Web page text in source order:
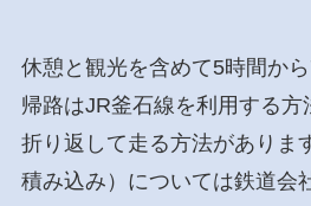
休憩と観光を含めて5時間から
帰路はJR釜石線を利用する
折り返して走る方法がありま
積み込み）については鉄道会